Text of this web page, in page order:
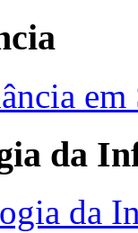
em
da
da